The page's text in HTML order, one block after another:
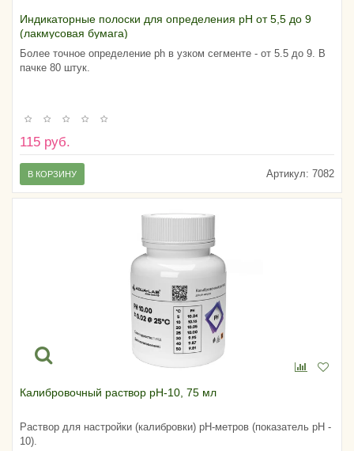
Индикаторные полоски для определения pH от 5,5 до 9
(лакмусовая бумага)
Более точное определение ph в узком сегменте - от 5.5 до 9. В
пачке 80 штук.
115 руб.
Артикул: 7082
В КОРЗИНУ
Калибровочный раствор pH-10, 75 мл
Раствор для настройки (калибровки) pH-метров (показатель pH -
10).